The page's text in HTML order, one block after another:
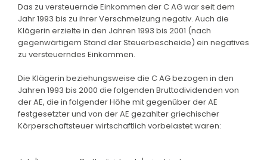
Das zu versteuernde Einkommen der C AG war seit dem
Jahr 1993 bis zu ihrer Verschmelzung negativ. Auch die
Klägerin erzielte in den Jahren 1993 bis 2001 (nach
gegenwärtigem Stand der Steuerbescheide) ein negatives
zu versteuerndes Einkommen.
Die Klägerin beziehungsweise die C AG bezogen in den
Jahren 1993 bis 2000 die folgenden Bruttodividenden von
der AE, die in folgender Höhe mit gegenüber der AE
festgesetzter und von der AE gezahlter griechischer
Körperschaftsteuer wirtschaftlich vorbelastet waren: